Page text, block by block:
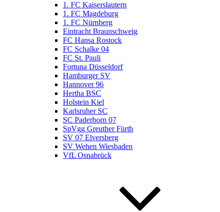
1. FC Kaiserslautern
1. FC Magdeburg
1. FC Nürnberg
Eintracht Braunschweig
FC Hansa Rostock
FC Schalke 04
FC St. Pauli
Fortuna Düsseldorf
Hamburger SV
Hannover 96
Hertha BSC
Holstein Kiel
Karlsruher SC
SC Paderborn 07
SpVgg Greuther Fürth
SV 07 Elversberg
SV Wehen Wiesbaden
VfL Osnabrück